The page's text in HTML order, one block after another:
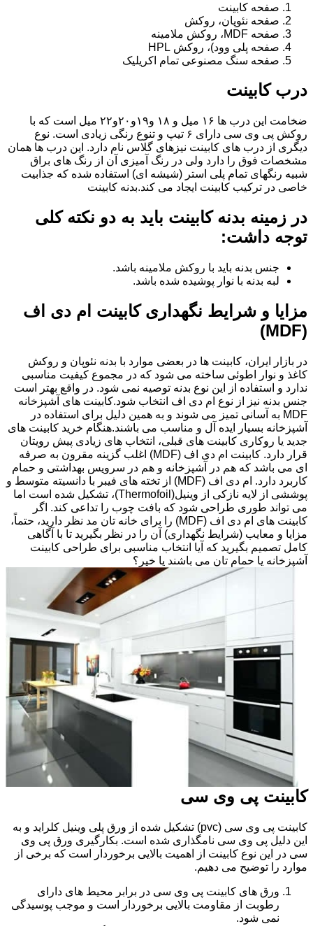
صفحه کابینت
صفحه نئوپان، روکش
صفحه MDF، روکش ملامینه
صفحه پلی وود)، روکش HPL
صفحه سنگ مصنوعی تمام اکریلیک
درب کابینت
ضخامت این درب ها ۱۶ میل و ۱۸ و١٩و٢٠و٢٢ میل است که با
روکش پی وی سی دارای ۶ تیپ و تنوع رنگی زیادی است. نوع
دیگری از درب های کابینت نیزهای گلاس نام دارد. این درب ها همان
مشخصات فوق را دارد ولی در رنگ آمیزی آن از رنگ های براق
شبیه رنگهای تمام پلی استر (شیشه ای) استفاده شده که جذابیت
خاصی در ترکیب کابینت ایجاد می کند.بدنه کابینت
در زمینه بدنه کابینت باید به دو نکته کلی
توجه داشت:
جنس بدنه باید با روکش ملامینه باشد.
لبه بدنه با نوار پوشیده شده باشد.
مزایا و شرایط نگهداری کابینت ام دی اف
(MDF)
در بازار ایران، کابینت ها در بعضی موارد با بدنه نئوپان و روکش
کاغذ و نوار اطوئی ساخته می شود که در مجموع کیفیت مناسبی
ندارد و استفاده از این نوع بدنه توصیه نمی شود. در واقع بهتر است
جنس بدنه نیز از نوع ام دی اف انتخاب شود.کابینت های آشپزخانه
MDF به آسانی تمیز می شوند و به همین دلیل برای استفاده در
آشپزخانه بسیار ایده آل و مناسب می باشند.هنگام خرید کابینت های
جدید یا روکاری کابینت های قبلی، انتخاب های زیادی پیش رویتان
قرار دارد. کابینت ام دی اف (MDF) اغلب گزینه مقرون به صرفه
ای می باشد که هم در آشپزخانه و هم در سرویس بهداشتی و حمام
کاربرد دارد. ام دی اف (MDF) از تخته های فیبر با دانسیته متوسط و
پوششی از لایه نازکی از وینیل(Thermofoil)، تشکیل شده است اما
می تواند طوری طراحی شود که بافت چوب را تداعی کند. اگر
کابینت های ام دی اف (MDF) را برای خانه تان مد نظر دارید، حتماً،
مزایا و معایب (شرایط نگهداری) آن را در نظر بگیرید تا با آگاهی
کامل تصمیم بگیرید که آیا انتخاب مناسبی برای طراحی کابینت
آشپزخانه یا حمام تان می باشند یا خیر؟
کابینت پی وی سی
کابینت پی وی سی (pvc) تشکیل شده از ورق پلی وینیل کلراید و به
این دلیل پی وی سی نامگذاری شده است. بکارگیری ورق پی وی
سی در این نوع کابینت از اهمیت بالایی برخوردار است که برخی از
موارد را توضیح می دهیم.
ورق های کابینت پی وی سی در برابر محیط های دارای
رطوبت از مقاومت بالایی برخوردار است و موجب پوسیدگی
نمی شود.